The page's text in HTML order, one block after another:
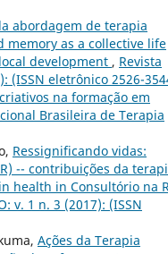
abordagem de terapia
as a collective life
development , Revista
(ISSN eletrônico 2526-
na formação em
Brasileira de Terapia
Ressignificando vidas:
-- contribuições da
health in Consultório na
v. 1 n. 3 (2017): (ISSN
Ações da Terapia